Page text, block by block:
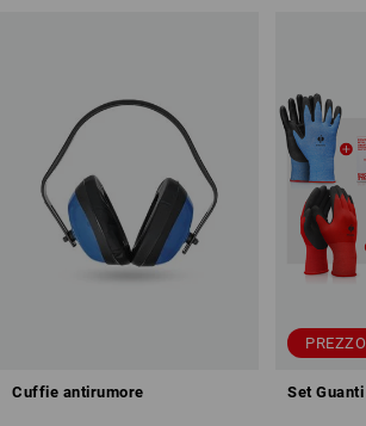
Cuffie antirumore Set